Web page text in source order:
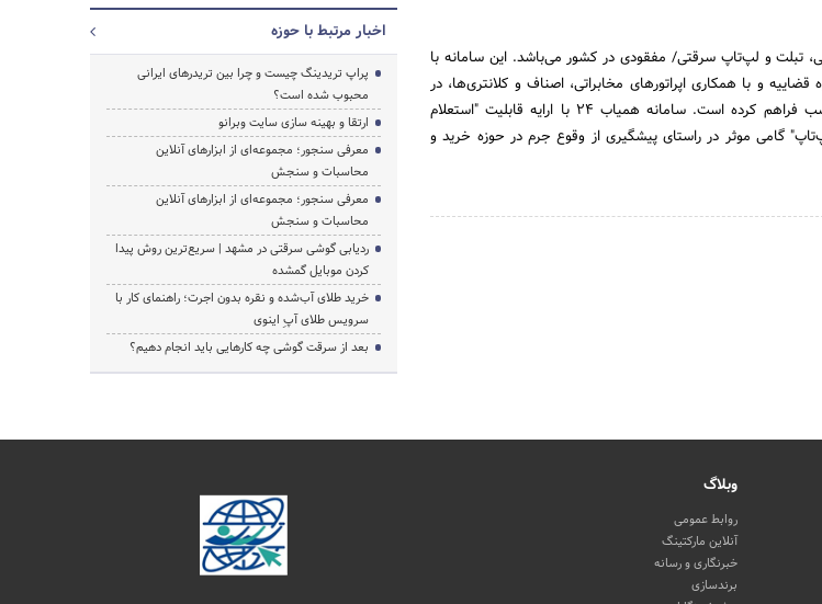
گوشی، تبلت و لپ‌تاپ سرقتی/ مفقودی در کشور می‌باشد. این سامانه با
و با همکاری اپراتورهای مخابراتی، اصناف و کلانتری‌ها، در
خصوص تسهیل و تسریع فرآیند ردیابی، بستری مناسب فراهم کرده است. سامانه همیاب 24 با ارایه قابلیت "استعلام
گامی موثر در راستای پیشگیری از وقوع جرم در حوزه خرید و
اخبار مرتبط با حوزه
پراپ تریدینگ چیست و چرا بین تریدرهای ایرانی
محبوب شده است؟
ارتقا و بهینه سازی سایت وبرانو
معرفی سنجور؛ مجموعه‌ای از ابزارهای آنلاین
محاسبات و سنجش
معرفی سنجور؛ مجموعه‌ای از ابزارهای آنلاین
محاسبات و سنجش
ردیابی گوشی سرقتی در مشهد | سریع‌ترین روش پیدا
کردن موبایل گمشده
خرید طلای آب‌شده و نقره بدون اجرت؛ راهنمای کار با
سرویس طلای آپِ اینوی
بعد از سرقت گوشی چه کارهایی باید انجام دهیم؟
وبلاگ
روابط عمومی
آنلاین مارکتینگ
خبرنگاری و رسانه
برندسازی